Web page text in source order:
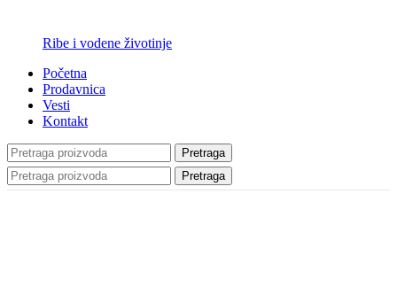
Ribe i vodene životinje
Početna
Prodavnica
Vesti
Kontakt
Pretraga
Pretraga